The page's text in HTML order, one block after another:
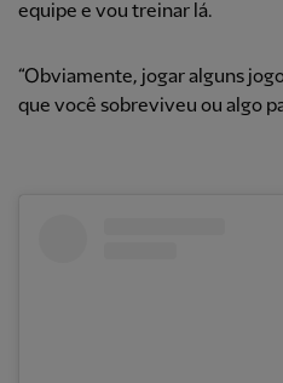
equipe e vou treinar lá.
“Obviamente, jogar alguns
que você sobreviveu ou algo